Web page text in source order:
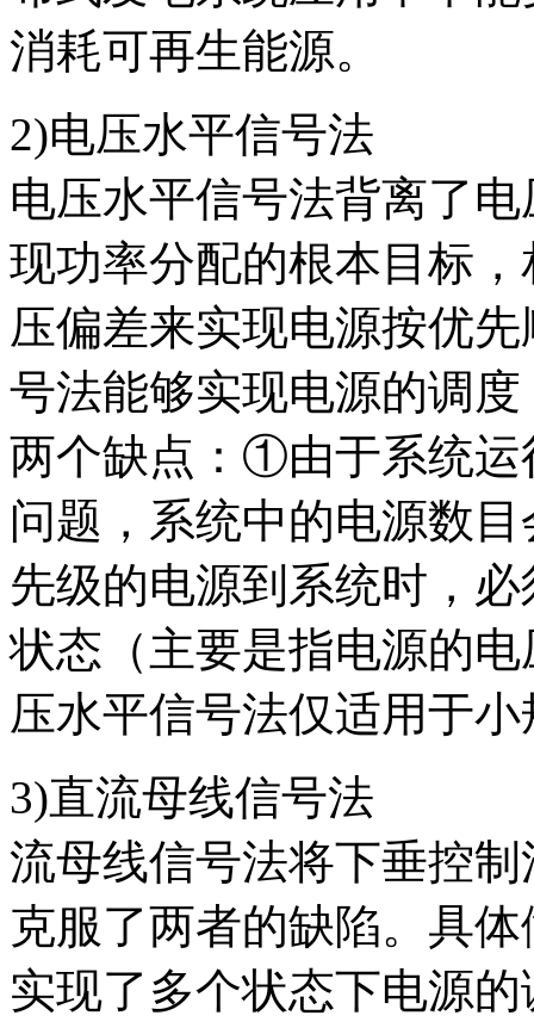
消耗可再生能源。
2)电压水平信号法
电压水平信号法背离了
现功率分配的根本目标
压偏差来实现电源按优
号法能够实现电源的调
两个缺点：①由于系统运
问题，系统中的电源数
先级的电源到系统时，
状态（主要是指电源的
压水平信号法仅适用于
3)直流母线信号法
流母线信号法将下垂控
克服了两者的缺陷。具
实现了多个状态下电源